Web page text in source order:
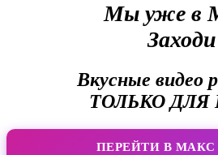
Мы уже в
Заходи
Вкусные видео
ТОЛЬКО ДЛЯ
ПЕРЕЙТИ В МАКС